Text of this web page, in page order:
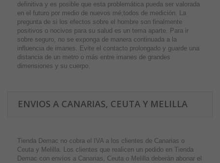
definitiva y es posible que esta problemática pueda ser valorada
en el futuro por medio de nuevos mé;todos de medición. La
pregunta de si los efectos sobre el hombre son finalmente
positivos o nocivos para su salud es un tema aparte. Para ir
sobre seguro, no se exponga de manera continuada a la
influencia de imanes. Evite el contacto prolongado y guarde una
distancia de un metro o más entre imanes de grandes
dimensiones y su cuerpo.
ENVIOS A CANARIAS, CEUTA Y MELILLA
Tienda Demac no cobra el IVA a los clientes de Canarias o
Ceuta y Melilla. Los clientes que realicen un pedido en Tienda
Demac con envíos a Canarias, Ceuta o Melilla deberán abonar el